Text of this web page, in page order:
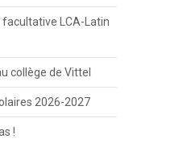
facultative LCA-Latin
collège de Vittel
2026-2027
!